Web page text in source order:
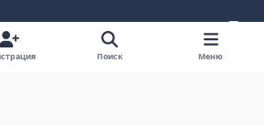
v
k
Политика конфиденциальности
Поиск Меню